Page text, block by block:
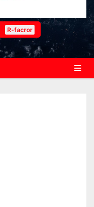
R-facror